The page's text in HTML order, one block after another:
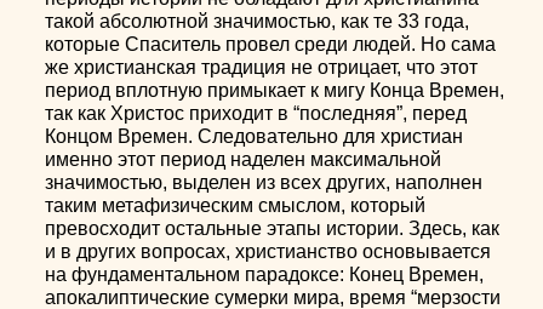
такой абсолютной значимостью, как те 33 года,
которые Спаситель провел среди людей. Но сама
же христианская традиция не отрицает, что этот
период вплотную примыкает к мигу Конца Времен,
так как Христос приходит в “последняя”, перед
Концом Времен. Следовательно для христиан
именно этот период наделен максимальной
значимостью, выделен из всех других, наполнен
таким метафизическим смыслом, который
превосходит остальные этапы истории. Здесь, как
и в других вопросах, христианство основывается
на фундаментальном парадоксе: Конец Времен,
апокалиптические сумерки мира, время “мерзости